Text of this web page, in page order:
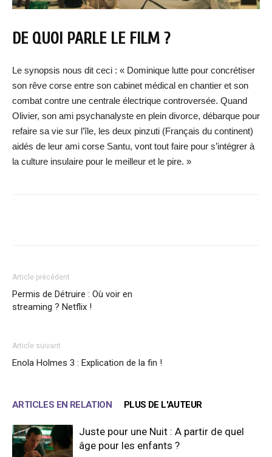
DE QUOI PARLE LE FILM ?
Le synopsis nous dit ceci : « Dominique lutte pour concrétiser
son rêve corse entre son cabinet médical en chantier et son
combat contre une centrale électrique controversée. Quand
Olivier, son ami psychanalyste en plein divorce, débarque pour
refaire sa vie sur l’île, les deux pinzuti (Français du continent)
aidés de leur ami corse Santu, vont tout faire pour s’intégrer à
la culture insulaire pour le meilleur et le pire. »
Article précédent
Permis de Détruire : Où voir en
streaming ? Netflix !
Article suivant
Enola Holmes 3 : Explication de la fin !
ARTICLES EN RELATION PLUS DE L'AUTEUR
Juste pour une Nuit : A partir de quel
âge pour les enfants ?